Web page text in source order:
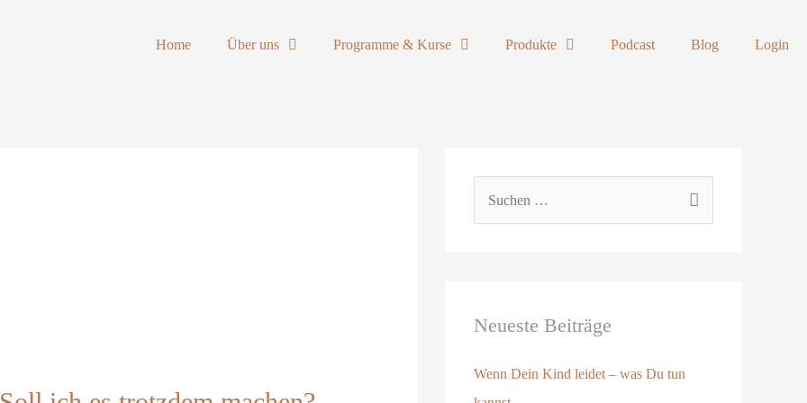
Home Über uns Programme & Kurse Produkte Podcast Blog Login
e
n
Neueste Beiträge
Wenn Dein Kind leidet – was Du tun